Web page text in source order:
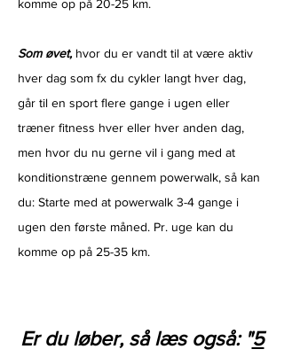
komme op på 20-25 km.
Som øvet, hvor du er vandt til at være aktiv
hver dag som fx du cykler langt hver dag,
går til en sport flere gange i ugen eller
træner fitness hver eller hver anden dag,
men hvor du nu gerne vil i gang med at
konditionstræne gennem powerwalk, så kan
du: Starte med at powerwalk 3-4 gange i
ugen den første måned. Pr. uge kan du
komme op på 25-35 km.
Er du løber, så læs også: "5